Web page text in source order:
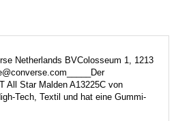
Netherlands BVColosseum 1, 1213
All Star Malden A13225C von
Tech, Textil und hat eine Gummi-